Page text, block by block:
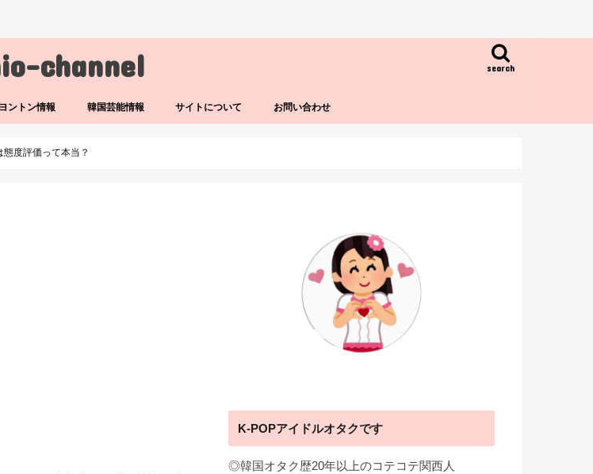
channel search
ヨントン情報 韓国芸能情報 サイトについて お問い合わせ
度評価って本当？
K-POPアイドルオタクです
◎韓国オタク歴20年以上のコテコテ関西人